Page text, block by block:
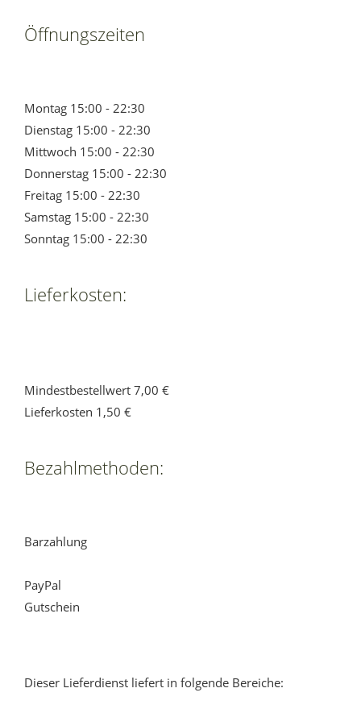
Öffnungszeiten
Montag 15:00 - 22:30
Dienstag 15:00 - 22:30
Mittwoch 15:00 - 22:30
Donnerstag 15:00 - 22:30
Freitag 15:00 - 22:30
Samstag 15:00 - 22:30
Sonntag 15:00 - 22:30
Lieferkosten:
Mindestbestellwert 7,00 €
Lieferkosten 1,50 €
Bezahlmethoden:
Barzahlung
PayPal
Gutschein
Dieser Lieferdienst liefert in folgende Bereiche: